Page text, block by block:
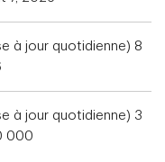
à jour quotidienne) 8
à jour quotidienne) 3
000